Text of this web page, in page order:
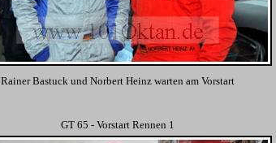
Rainer Bastuck und Norbert Heinz warten am Vorstart
GT 65 - Vorstart Rennen 1